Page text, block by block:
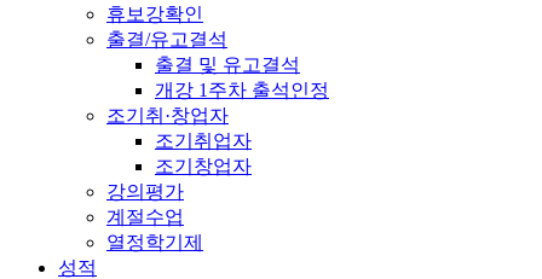
휴보강확인
출결/유고결석
출결 및 유고결석
개강 1주차 출석인정
조기취·창업자
조기취업자
조기창업자
강의평가
계절수업
열정학기제
성적